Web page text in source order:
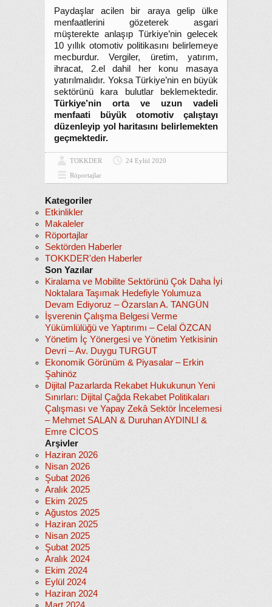
Paydaşlar acilen bir araya gelip ülke
menfaatlerini gözeterek asgari
müşterekte anlaşıp Türkiye’nin gelecek
10 yıllık otomotiv politikasını belirlemeye
mecburdur. Vergiler, üretim, yatırım,
ihracat, 2.el dahil her konu masaya
yatırılmalıdır. Yoksa Türkiye’nin en büyük
sektörünü kara bulutlar beklemektedir.
Türkiye’nin orta ve uzun vadeli
menfaati büyük otomotiv çalıştayı
düzenleyip yol haritasını belirlemekten
geçmektedir.
TOKKDER
24 Eylül 2020
Röportajlar
Kategoriler
Etkinlikler
Makaleler
Röportajlar
Sektörden Haberler
TOKKDER'den Haberler
Son Yazılar
Kiralama ve Mobilite Sektörünü Çok Daha İyi
Noktalara Taşımak Hedefiyle Yolumuza
Devam Ediyoruz – Özarslan A. TANGÜN
İşverenin Çalışma Belgesi Verme
Yükümlülüğü ve Yaptırımı – Celal ÖZCAN
Yönetim İç Yönergesi ve Yönetim Yetkisinin
Devri – Av. Duygu TURGUT
Ekonomik Görünüm & Piyasalar – Erkin
Şahinöz
Dijital Pazarlarda Rekabet Hukukunun Yeni
Sınırları: Dijital Çağda Rekabet Politikaları
Çalışması ve Yapay Zekâ Sektör İncelemesi
– Mehmet SALAN & Duruhan AYDINLI &
Emre CİCOS
Arşivler
Haziran 2026
Nisan 2026
Şubat 2026
Aralık 2025
Ekim 2025
Ağustos 2025
Haziran 2025
Nisan 2025
Şubat 2025
Aralık 2024
Ekim 2024
Eylül 2024
Haziran 2024